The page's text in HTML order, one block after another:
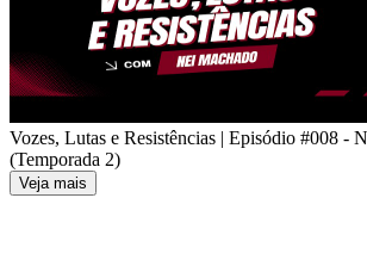
Vozes, Lutas e Resistências | Episódio #008 -
(Temporada 2)
Veja mais